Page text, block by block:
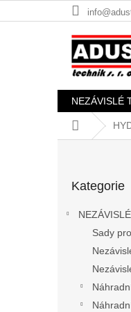
na
NEZÁVISLÉ
Domů
kategorie
Kategorie
Sady